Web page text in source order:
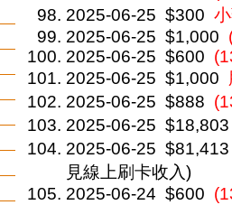
2025-06-25 $300
2025-06-25 $1,000
2025-06-25 $600
2025-06-25 $1,000
2025-06-25 $888
2025-06-25 $18,803
2025-06-25 $81,413
見線上刷卡收入)
2025-06-24 $600